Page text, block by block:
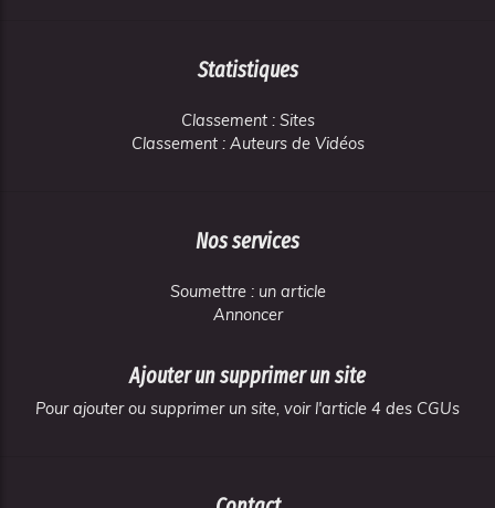
Statistiques
Classement : Sites
Classement : Auteurs de Vidéos
Nos services
Soumettre : un article
Annoncer
Ajouter un supprimer un site
Pour ajouter ou supprimer un site, voir l'article 4 des CGUs